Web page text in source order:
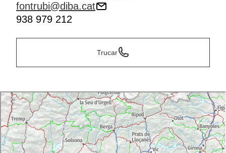
fontrubi@diba.cat
938 979 212
Trucar